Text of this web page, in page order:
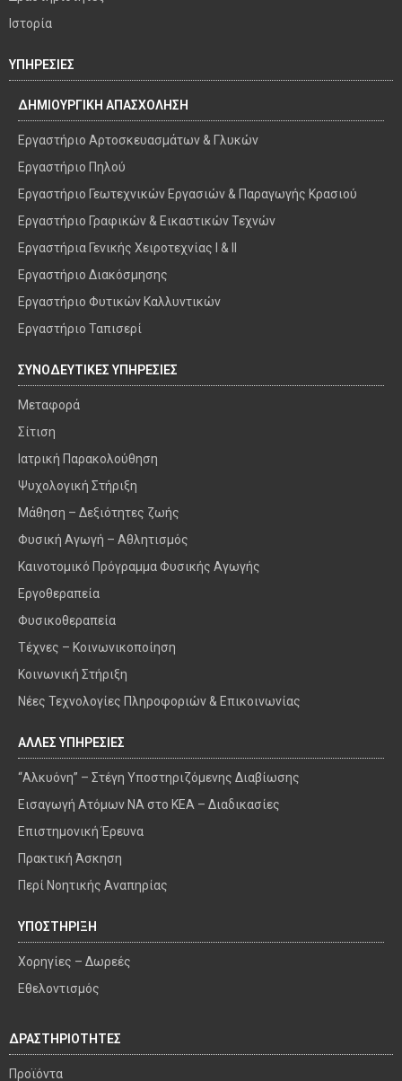
Ιστορία
ΥΠΗΡΕΣΙΕΣ
ΔΗΜΙΟΥΡΓΙΚΗ ΑΠΑΣΧΟΛΗΣΗ
Εργαστήριο Αρτοσκευασμάτων & Γλυκών
Εργαστήριο Πηλού
Εργαστήριο Γεωτεχνικών Εργασιών & Παραγωγής Κρασιού
Εργαστήριο Γραφικών & Εικαστικών Τεχνών
Εργαστήρια Γενικής Χειροτεχνίας I & II
Εργαστήριο Διακόσμησης
Εργαστήριο Φυτικών Καλλυντικών
Εργαστήριο Ταπισερί
ΣΥΝΟΔΕΥΤΙΚΕΣ ΥΠΗΡΕΣΙΕΣ
Μεταφορά
Σίτιση
Ιατρική Παρακολούθηση
Ψυχολογική Στήριξη
Μάθηση – Δεξιότητες ζωής
Φυσική Αγωγή – Αθλητισμός
Καινοτομικό Πρόγραμμα Φυσικής Αγωγής
Εργοθεραπεία
Φυσικοθεραπεία
Τέχνες – Κοινωνικοποίηση
Κοινωνική Στήριξη
Νέες Τεχνολογίες Πληροφοριών & Επικοινωνίας
ΑΛΛΕΣ ΥΠΗΡΕΣΙΕΣ
“Αλκυόνη” – Στέγη Υποστηριζόμενης Διαβίωσης
Εισαγωγή Ατόμων ΝΑ στο ΚΕΑ – Διαδικασίες
Επιστημονική Έρευνα
Πρακτική Άσκηση
Περί Νοητικής Αναπηρίας
ΥΠΟΣΤΗΡΙΞΗ
Χορηγίες – Δωρεές
Εθελοντισμός
ΔΡΑΣΤΗΡΙΟΤΗΤΕΣ
Προϊόντα